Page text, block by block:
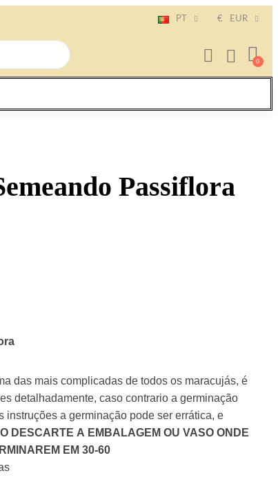
PT € EUR
Passiflora
das mais complicadas de todos os maracujás, é
detalhadamente, caso contrario a germinação
instruções a germinação pode ser errática, e
DESCARTE A EMBALAGEM OU VASO ONDE
EM 30-60